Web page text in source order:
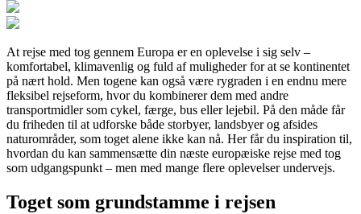
At rejse med tog gennem Europa er en oplevelse i sig selv –
komfortabel, klimavenlig og fuld af muligheder for at se kontinentet
på nært hold. Men togene kan også være rygraden i en endnu mere
fleksibel rejseform, hvor du kombinerer dem med andre
transportmidler som cykel, færge, bus eller lejebil. På den måde får
du friheden til at udforske både storbyer, landsbyer og afsides
naturområder, som toget alene ikke kan nå. Her får du inspiration til,
hvordan du kan sammensætte din næste europæiske rejse med tog
som udgangspunkt – men med mange flere oplevelser undervejs.
Toget som grundstamme i rejsen